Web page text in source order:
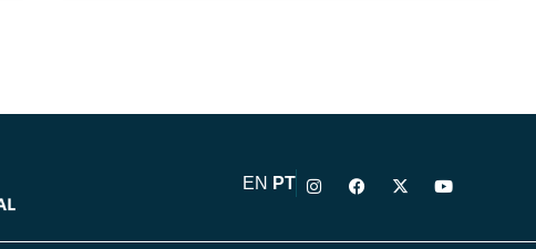
EN PT
I
n
a
F
a
b
X
-
i
Y
o
u